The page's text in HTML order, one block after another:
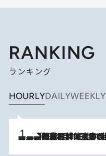
RANKING
ランキング
HOURLYDAILYWEEKLY
2026.8.8
「最後に見られてよかった」上野動物園の東園パンダ舎が解体前に特別公開。8月16日まで延長されたパネル展と共に辿る“半世紀”のパンダ飼育《解体工事の図面あり》